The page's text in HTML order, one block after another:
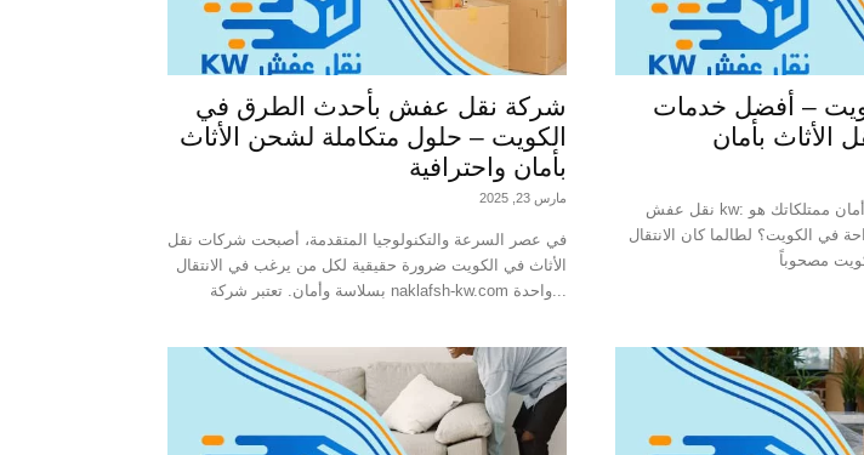
– أفضل خدمات
الأثاث بأمان
نقل عفش kw: لماذا يُعد الاستثمار في أمان ممتلكاتك هو
في الكويت؟ لطالما كان الانتقال
شركة نقل عفش بأحدث الطرق في
الكويت – حلول متكاملة لشحن الأثاث
بأمان واحترافية
مارس 23, 2025
في عصر السرعة والتكنولوجيا المتقدمة، أصبحت شركات نقل
الأثاث في الكويت ضرورة حقيقية لكل من يرغب في الانتقال